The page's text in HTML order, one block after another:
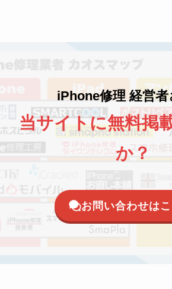
iPhone修理 経営
当サイトに無料掲
か？
お問い合わせは